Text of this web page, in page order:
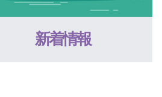
新着情報